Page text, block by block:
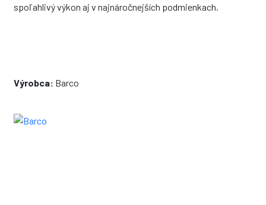
spoľahlivý výkon aj v najnáročnejších podmienkach.
Výrobca: Barco